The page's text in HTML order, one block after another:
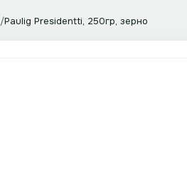
/Paulig Presidentti, 250гр, зерно